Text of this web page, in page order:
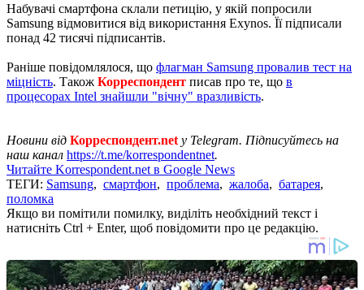
Набувачі смартфона склали петицію, у якій попросили
Samsung відмовитися від використання Exynos. Її підписали
понад 42 тисячі підписантів.
Раніше повідомлялося, що флагман Samsung провалив тест на
міцність. Також Корреспондент писав про те, що в
процесорах Intel знайшли "вічну" вразливість.
Новини від Корреспондент.net у Telegram. Підписуйтесь на
наш канал https://t.me/korrespondentnet.
Читайте Korrespondent.net в Google News
ТЕГИ: Samsung, смартфон, проблема, жалоба, батарея,
поломка
Якщо ви помітили помилку, виділіть необхідний текст і
натисніть Ctrl + Enter, щоб повідомити про це редакцію.